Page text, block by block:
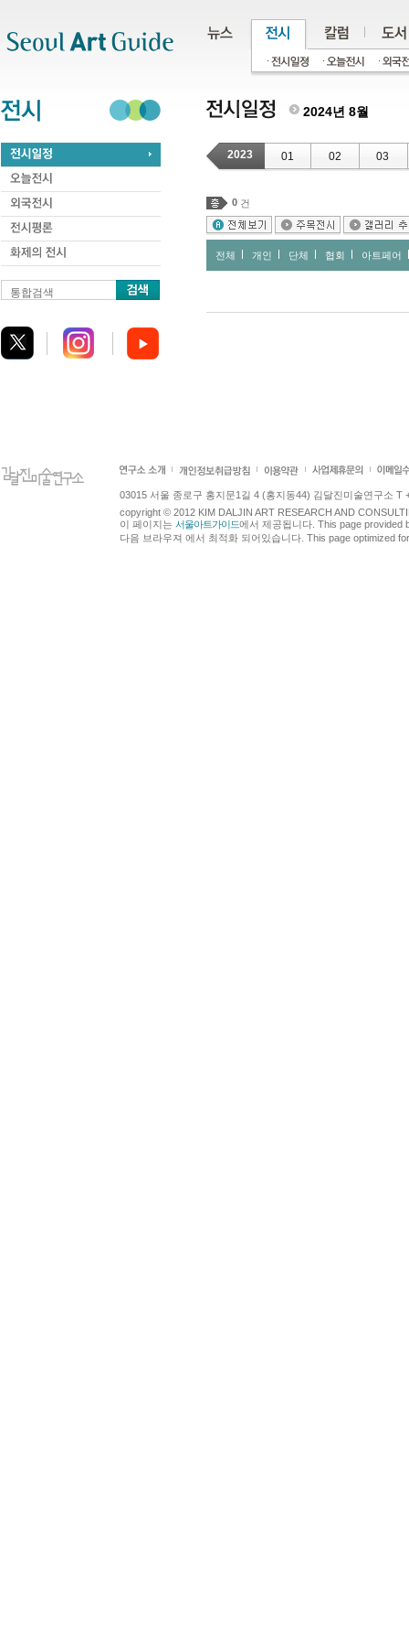
통합검색
2024년 8월
2023 01 02 03
0 건
전체 개인 단체 협회 아트페어
03015 서울 종로구 홍지문1길 4 (홍지동44) 김달진미술연구소 T
copyright © 2012 KIM DALJIN ART RESEARCH AND
이 페이지는 서울아트가이드에서 제공됩니다. This page provided
다음 브라우져 에서 최적화 되어있습니다. This page optimized